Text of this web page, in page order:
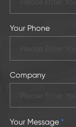
Your Phone
Company
Your Message *